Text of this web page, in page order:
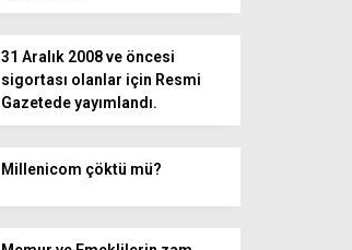
31 Aralık 2008 ve öncesi
sigortası olanlar için Resmi
Gazetede yayımlandı.
Millenicom çöktü mü?